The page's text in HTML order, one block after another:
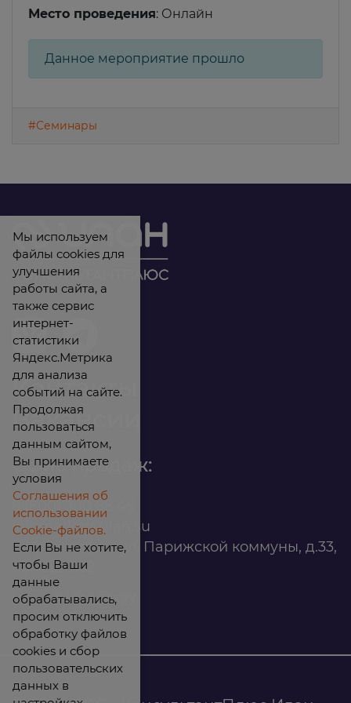
Место проведения: Онлайн
Данное мероприятие прошло
#Семинары
Контакты
Вакансии
Офис продаж:
infomarket@ilan.su
г. Красноярск, ул. Парижской коммуны, д.33,
помещ. 302
ИНН: 2465263327
Мы используем
файлы cookies для
улучшения
работы сайта, а
также сервис
интернет-
статистики
Яндекс.Метрика
для анализа
событий на сайте.
Продолжая
пользоваться
данным сайтом,
Вы принимаете
условия
Соглашения об
использовании
Cookie-файлов.
Если Вы не хотите,
чтобы Ваши
данные
обрабатывались,
просим отключить
обработку файлов
cookies и сбор
пользовательских
данных в